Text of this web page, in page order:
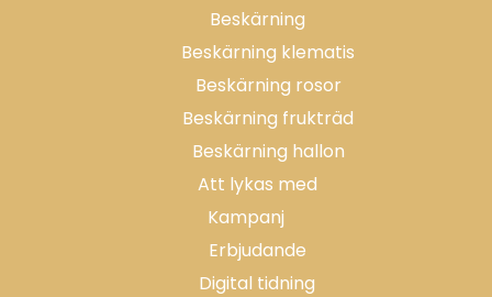
Beskärning
Beskärning klematis
Beskärning rosor
Beskärning frukträd
Beskärning hallon
Att lykas med
Kampanj
Erbjudande
Digital tidning